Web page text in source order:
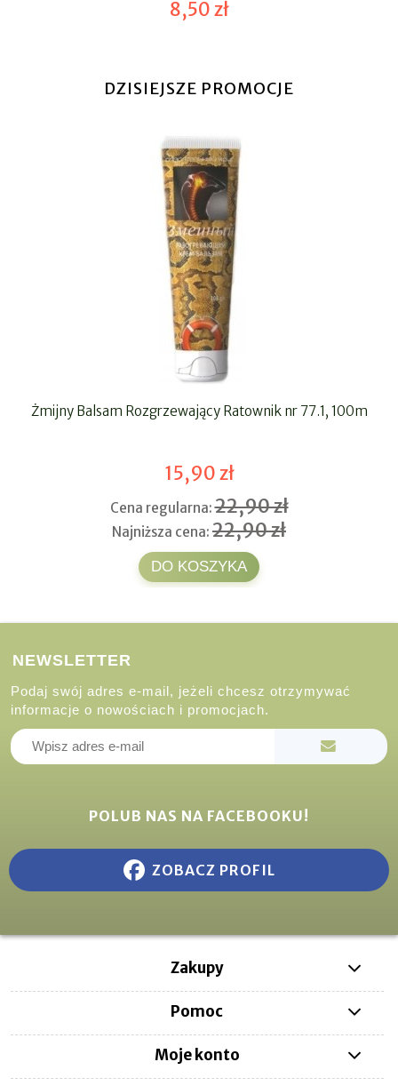
8,50 zł
DZISIEJSZE PROMOCJE
Żmijny Balsam Rozgrzewający Ratownik nr 77.1, 100m
15,90 zł
Cena regularna:22,90 zł
Najniższa cena: 22,90 zł
DO KOSZYKA
NEWSLETTER
Podaj swój adres e-mail, jeżeli chcesz otrzymywać
informacje o nowościach i promocjach.
POLUB NAS NA FACEBOOKU!
ZOBACZ PROFIL
Zakupy
Pomoc
Moje konto